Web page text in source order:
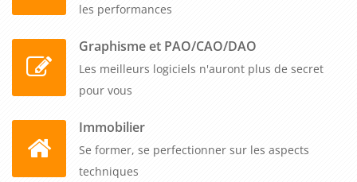
les performances
Graphisme et PAO/CAO/DAO
Les meilleurs logiciels n'auront plus de secret
pour vous
Immobilier
Se former, se perfectionner sur les aspects
techniques